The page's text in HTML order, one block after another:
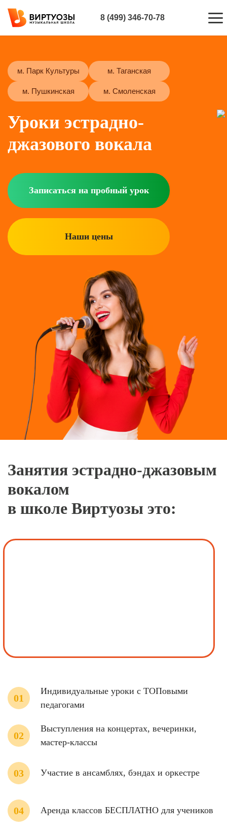
8 (499) 346-70-78
м. Парк Культуры м. Таганская
м. Пушкинская м. Смоленская
Уроки эстрадно-
джазового вокала
Записаться на пробный урок
Наши цены
Занятия эстрадно-джазовым
вокалом
в школе Виртуозы это:
Индивидуальные уроки с ТОПовыми
педагогами
Выступления на концертах, вечеринки,
мастер-классы
Участие в ансамблях, бэндах и оркестре
Аренда классов БЕСПЛАТНО для учеников